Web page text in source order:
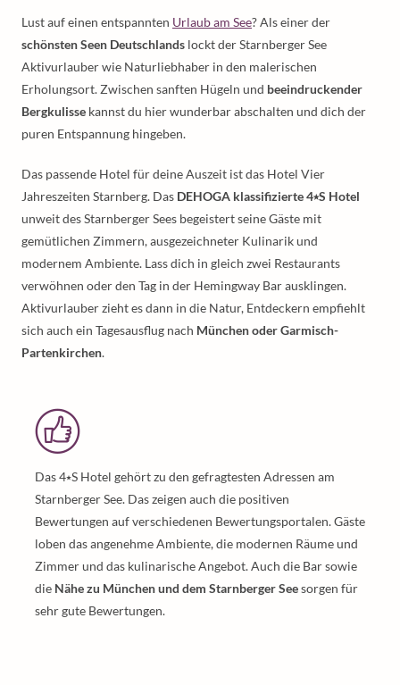
Lust auf einen entspannten Urlaub am See? Als einer der
schönsten Seen Deutschlands lockt der Starnberger See
Aktivurlauber wie Naturliebhaber in den malerischen
Erholungsort. Zwischen sanften Hügeln und beeindruckender
Bergkulisse kannst du hier wunderbar abschalten und dich der
puren Entspannung hingeben.
Das passende Hotel für deine Auszeit ist das Hotel Vier
Jahreszeiten Starnberg. Das DEHOGA klassifizierte 4⭑S Hotel
unweit des Starnberger Sees begeistert seine Gäste mit
gemütlichen Zimmern, ausgezeichneter Kulinarik und
modernem Ambiente. Lass dich in gleich zwei Restaurants
verwöhnen oder den Tag in der Hemingway Bar ausklingen.
Aktivurlauber zieht es dann in die Natur, Entdeckern empfiehlt
sich auch ein Tagesausflug nach München oder Garmisch-
Partenkirchen.
Das 4⭑S Hotel gehört zu den gefragtesten Adressen am
Starnberger See. Das zeigen auch die positiven
Bewertungen auf verschiedenen Bewertungsportalen. Gäste
loben das angenehme Ambiente, die modernen Räume und
Zimmer und das kulinarische Angebot. Auch die Bar sowie
die Nähe zu München und dem Starnberger Seesorgen für
sehr gute Bewertungen.